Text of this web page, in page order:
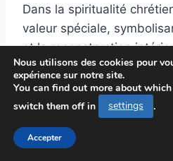
Dans la spiritualité
valeur spéciale,
et la reconstruction
jour de chaque journée
vers Dieu dans la prière,
éclairée par la lumière
des prières matinales est
enracinée dans le
Nous utilisons des cookies pour
expérience sur notre site.
You can find out more about
switch them off in
settings .
Accepter